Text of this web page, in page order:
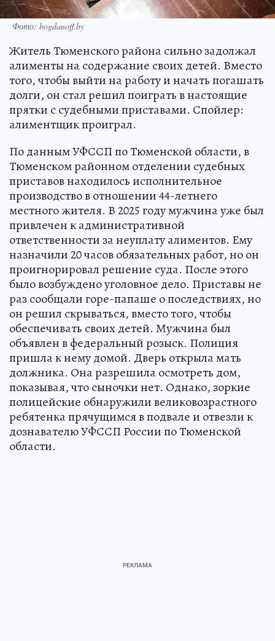
Фото: bogdanoff.by
Житель Тюменского района сильно задолжал
алименты на содержание своих детей. Вместо
того, чтобы выйти на работу и начать погашать
долги, он стал решил поиграть в настоящие
прятки с судебными приставами. Спойлер:
алиментщик проиграл.
По данным УФССП по Тюменской области, в
Тюменском районном отделении судебных
приставов находилось исполнительное
производство в отношении 44-летнего
местного жителя. В 2025 году мужчина уже был
привлечен к административной
ответственности за неуплату алиментов. Ему
назначили 20 часов обязательных работ, но он
проигнорировал решение суда. После этого
было возбуждено уголовное дело. Приставы не
раз сообщали горе-папаше о последствиях, но
он решил скрываться, вместо того, чтобы
обеспечивать своих детей. Мужчина был
объявлен в федеральный розыск. Полиция
пришла к нему домой. Дверь открыла мать
должника. Она разрешила осмотреть дом,
показывая, что сыночки нет. Однако, зоркие
полицейские обнаружили великовозрастного
ребятенка прячущимся в подвале и отвезли к
дознавателю УФССП России по Тюменской
области.